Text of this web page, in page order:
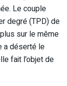
Le couple
degré (TPD) de
sur le même
a déserté le
fait l’objet de